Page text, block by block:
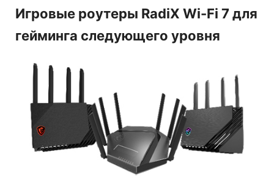
Игровые роутеры RadiX Wi-Fi 7 для
гейминга следующего уровня